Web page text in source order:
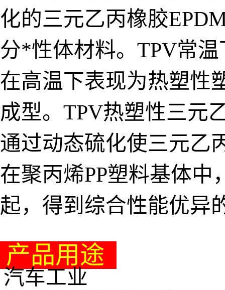
化的三元乙丙橡胶
分*性体材料。TPV常
在高温下表现为热塑性
成型。TPV热塑性三元
通过动态硫化使三元乙
在聚丙烯PP塑料基体
起，得到综合性能优异
产品用途
汽车工业